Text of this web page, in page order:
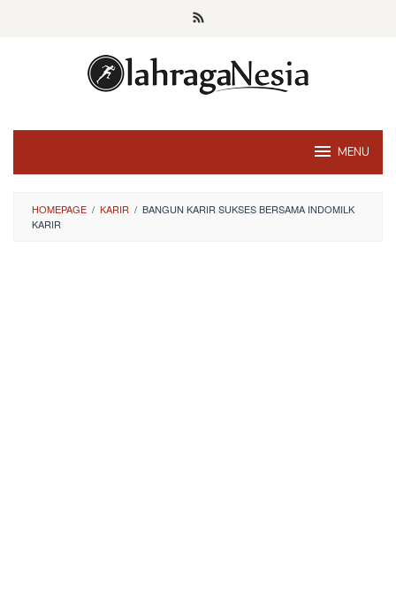
MENU
HOMEPAGE / KARIR / BANGUN KARIR SUKSES BERSAMA INDOMILK
KARIR